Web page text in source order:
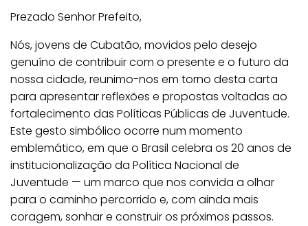
Prezado Senhor Prefeito,
Nós, jovens de Cubatão, movidos pelo desejo
genuíno de contribuir com o presente e o futuro da
nossa cidade, reunimo-nos em torno desta carta
para apresentar reflexões e propostas voltadas ao
fortalecimento das Políticas Públicas de Juventude.
Este gesto simbólico ocorre num momento
emblemático, em que o Brasil celebra os 20 anos de
institucionalização da Política Nacional de
Juventude — um marco que nos convida a olhar
para o caminho percorrido e, com ainda mais
coragem, sonhar e construir os próximos passos.